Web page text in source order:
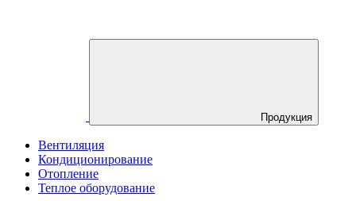
Продукция
Вентиляция
Кондиционирование
Отопление
Теплое оборудование